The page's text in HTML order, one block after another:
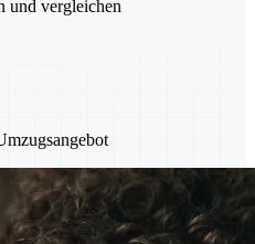
und vergleichen